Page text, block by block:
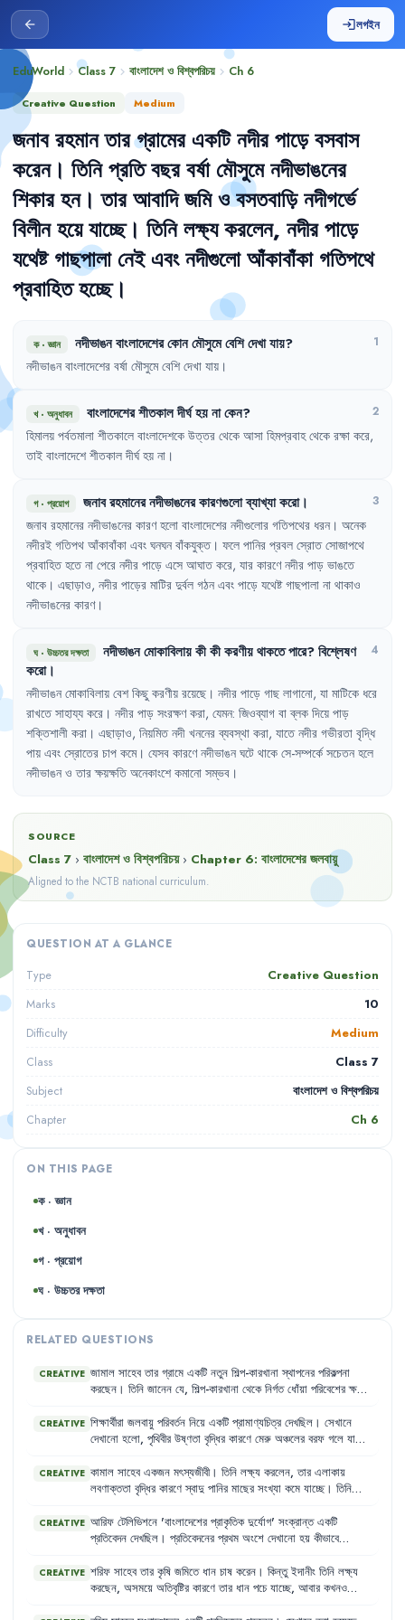
arrow_back loginলগইন
EduWorld chevron_rightClass 7 chevron_right বাংলাদেশ ও বিশ্বপরিচয় chevron_right Ch 6
Creative Question Medium
জনাব রহমান তার গ্রামের একটি নদীর পাড়ে বসবাস
করেন। তিনি প্রতি বছর বর্ষা মৌসুমে নদীভাঙনের
শিকার হন। তার আবাদি জমি ও বসতবাড়ি নদীগর্ভে
বিলীন হয়ে যাচ্ছে। তিনি লক্ষ্য করলেন, নদীর পাড়ে
যথেষ্ট গাছপালা নেই এবং নদীগুলো আঁকাবাঁকা গতিপথে
প্রবাহিত হচ্ছে।
ক·জ্ঞান নদীভাঙনবাংলাদেশেরকোনমৌসুমেবেশিদেখাযায়? 1
নদীভাঙন বাংলাদেশের বর্ষা মৌসুমে বেশি দেখা যায় ।
খ· অনুধাবন বাংলাদেশেরশীতকালদীর্ঘহয়নাকেন? 2
হিমালয় পর্বতমালা শীতকালে বাংলাদেশকে উত্তর থেকে আসা হিমপ্রবাহ থেকে রক্ষা করে,
তাই বাংলাদেশে শীতকাল দীর্ঘ হয় না ।
গ· প্রয়োগ জনাবরহমানেরনদীভাঙনেরকারণগুলোব্যাখ্যাকরো। 3
জনাব রহমানের নদীভাঙনের কারণ হলো বাংলাদেশের নদীগুলোর গতিপথের ধরন। অনেক
নদীরই গতিপথ আঁকাবাঁকা এবং ঘনঘন বাঁকযুক্ত। ফলে পানির প্রবল স্রোত সোজাপথে
প্রবাহিত হতে না পেরে নদীর পাড়ে এসে আঘাত করে, যার কারণে নদীর পাড় ভাঙতে
থাকে । এছাড়াও, নদীর পাড়ের মাটির দুর্বল গঠন এবং পাড়ে যথেষ্ট গাছপালা না থাকাও
নদীভাঙনের কারণ।
ঘ· উচ্চতর দক্ষতা নদীভাঙনমোকাবিলায়কীকীকরণীয়থাকতেপারে?বিশ্লেষণ
করো।
4
নদীভাঙন মোকাবিলায় বেশ কিছু করণীয় রয়েছে । নদীর পাড়ে গাছ লাগানো, যা মাটিকে ধরে
রাখতে সাহায্য করে । নদীর পাড় সংরক্ষণ করা, যেমন: জিওব্যাগ বা ব্লক দিয়ে পাড়
শক্তিশালী করা । এছাড়াও, নিয়মিত নদী খননের ব্যবস্থা করা, যাতে নদীর গভীরতা বৃদ্ধি
পায় এবং স্রোতের চাপ কমে। যেসব কারণে নদীভাঙন ঘটে থাকে সে-সম্পর্কে সচেতন হলে
নদীভাঙন ও তার ক্ষয়ক্ষতি অনেকাংশে কমানো সম্ভব ।
SOURCE
Class 7 › বাংলাদেশ ও বিশ্বপরিচয় › Chapter 6: বাংলাদেশের জলবায়ু
Aligned to the NCTB national curriculum.
QUESTION AT A GLANCE
Type Creative Question
Marks 10
Difficulty Medium
Class Class 7
Subject বাংলাদেশ ও বিশ্বপরিচয়
Chapter Ch 6
ON THIS PAGE
ক · জ্ঞান
খ · অনুধাবন
গ · প্রয়োগ
ঘ · উচ্চতর দক্ষতা
RELATED QUESTIONS
CREATIVE জামাল সাহেব তার গ্রামে একটি নতুন শিল্প-কারখানা স্থাপনের পরিকল্পনা
করছেন । তিনি জানেন যে, শিল্প-কারখানা থেকে নির্গত ধোঁয়া পরিবেশের ক্ষতি
গ্রামের কিছু অসাধু লোক অবাধে গাছ কেটে বনভূমির পরিমাণ কমিয়ে দিচ্ছে
জামাল সাহেব চিন্তিত যে, এসব কর্মকাণ্ড জলবায়ুর ওপর কী ধরনের প্রভাব
CREATIVE শিক্ষার্থীরা জলবায়ু পরিবর্তন নিয়ে একটি প্রামাণ্যচিত্র দেখছিল । সেখানে
দেখানো হলো, পৃথিবীর উষ্ণতা বৃদ্ধির কারণে মেরু অঞ্চলের বরফ গলে যাচ্ছে
দেখানো হয় যে, শিল্পোন্নত দেশগুলোর ব্যাপক জ্বালানি ব্যবহার এবং
উন্নয়নশীল দেশগুলোর বনভূমি ধ্বংস এর প্রধান কারণ।
CREATIVE কামাল সাহেব একজন মৎস্যজীবী। তিনি লক্ষ্য করলেন, তার এলাকায়
লবণাক্ততা বৃদ্ধির কারণে স্বাদু পানির মাছের সংখ্যা কমে যাচ্ছে। তিনি
প্রবেশ করছে, যা মাছের বসবাসের স্থান ক্ষতিগ্রস্ত করছে। এই
পরিবর্তনগুলো তার জীবনযাত্রাকে প্রভাবিত করছে।
CREATIVE আরিফ টেলিভিশনে 'বাংলাদেশের প্রাকৃতিক দুর্যোগ' সংক্রান্ত একটি
প্রতিবেদন দেখছিল । প্রতিবেদনের প্রথম অংশে দেখানো হয় কীভাবে
অংশে দেখানো হয় বাংলাদেশের উপকূলীয় অঞ্চলে প্রাকৃতিক দুর্যোগ কীভাবে
জনজীবন ও পরিবেশকে ক্ষতিগ্রস্ত করছে। এ অঞ্চলকে অবস্থানগত কারণে
CREATIVE শরিফ সাহেব তার কৃষি জমিতে ধান চাষ করেন । কিন্তু ইদানীং তিনি লক্ষ্য
করছেন, অসময়ে অতিবৃষ্টির কারণে তার ধান পচে যাচ্ছে, আবার কখনও